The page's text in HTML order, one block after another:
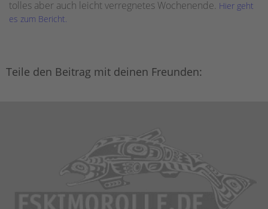
tolles aber auch leicht verregnetes Wochenende. Hier geht
es zum Bericht.
Teile den Beitrag mit deinen Freunden: